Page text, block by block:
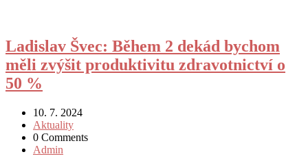
Ladislav Švec: Během 2 dekád bychom
měli zvýšit produktivitu zdravotnictví o
50 %
10. 7. 2024
Aktuality
0 Comments
Admin